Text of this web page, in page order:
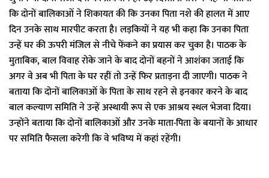
कि दोनों बालिकाओं ने शिकायत की कि उनका पिता नशे की हालत में आए
दिन उनके साथ मारपीट करता है। लड़कियों ने यह भी कहा कि उनका पिता
उन्हें घर की ऊपरी मंजिल से नीचे फेंकने का प्रयास कर चुका है। पाठक के
मुताबिक, बाल विवाह रोके जाने के बाद दोनों बहनों ने आशंका जताई कि
अगर वे अब भी पिता के घर रहीं तो उन्हें फिर प्रताड़ना दी जाएगी। पाठक ने
बताया कि दोनों बालिकाओं के पिता के साथ रहने से इनकार करने के बाद
बाल कल्याण समिति ने उन्हें अस्थायी रूप से एक आश्रय स्थल भेजवा दिया।
उन्होंने बताया कि दोनों बालिकाओं और उनके माता-पिता के बयानों के आधार
पर समिति फैसला करेगी कि वे भविष्य में कहां रहेंगी।